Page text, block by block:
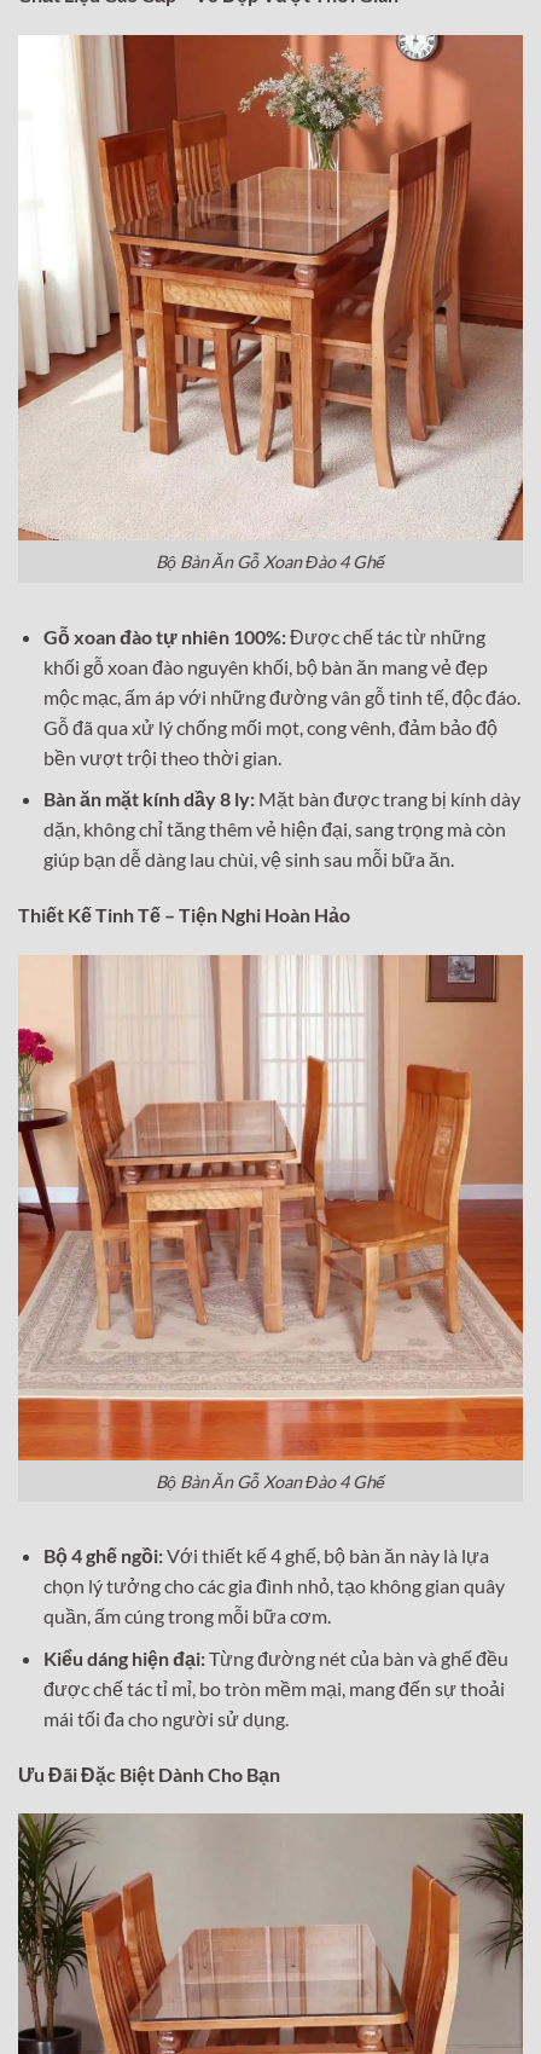
Bộ Bàn Ăn Gỗ Xoan Đào 4 Ghế
Gỗ xoan đào tự nhiên 100%:Được chế tác từ những
khối gỗ xoan đào nguyên khối, bộ bàn ăn mang vẻ đẹp
mộc mạc, ấm áp với những đường vân gỗ tinh tế, độc đáo.
Gỗ đã qua xử lý chống mối mọt, cong vênh, đảm bảo độ
bền vượt trội theo thời gian.
Bàn ăn mặt kính dầy 8 ly:Mặt bàn được trang bị kính dày
dặn, không chỉ tăng thêm vẻ hiện đại, sang trọng mà còn
giúp bạn dễ dàng lau chùi, vệ sinh sau mỗi bữa ăn.
Thiết Kế Tinh Tế – Tiện Nghi Hoàn Hảo
Bộ Bàn Ăn Gỗ Xoan Đào 4 Ghế
Bộ 4 ghế ngồi:Với thiết kế 4 ghế, bộ bàn ăn này là lựa
chọn lý tưởng cho các gia đình nhỏ, tạo không gian quây
quần, ấm cúng trong mỗi bữa cơm.
Kiểu dáng hiện đại:Từng đường nét của bàn và ghế đều
được chế tác tỉ mỉ, bo tròn mềm mại, mang đến sự thoải
mái tối đa cho người sử dụng.
Ưu Đãi Đặc Biệt Dành Cho Bạn